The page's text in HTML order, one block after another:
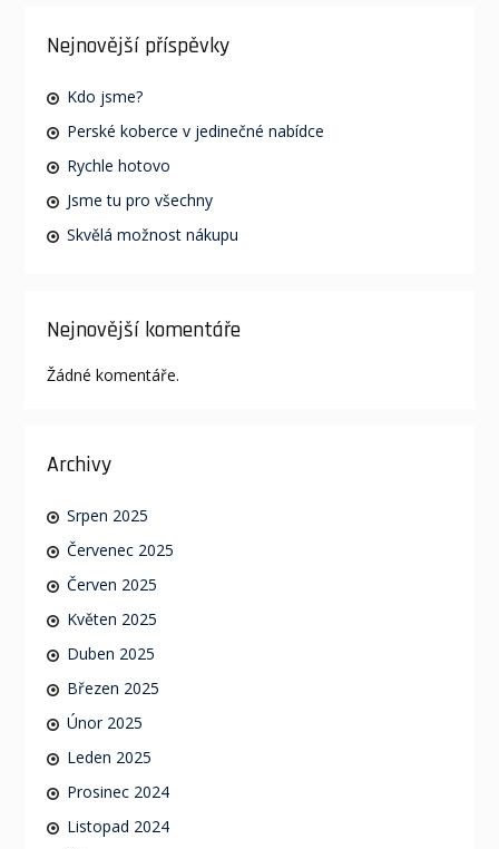
Nejnovější příspěvky
Kdo jsme?
Perské koberce v jedinečné nabídce
Rychle hotovo
Jsme tu pro všechny
Skvělá možnost nákupu
Nejnovější komentáře
Žádné komentáře.
Archivy
Srpen 2025
Červenec 2025
Červen 2025
Květen 2025
Duben 2025
Březen 2025
Únor 2025
Leden 2025
Prosinec 2024
Listopad 2024